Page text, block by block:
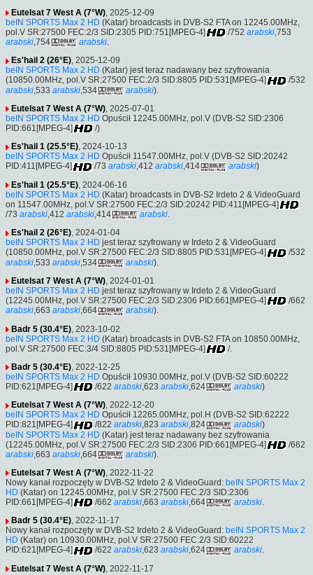
Eutelsat 7 West A (7°W) , 2025-12-09
beIN SPORTS Max 2 HD (Katar) broadcasts in DVB-S2 FTA on 12245.00MHz,
pol.V SR:27500 FEC:2/3 SID:2305 PID:751[MPEG-4]
/752 arabski ,753
arabski,754 arabski.
Es'hail 2 (26°E), 2025-12-09
beIN SPORTS Max 2 HD (Katar) jest teraz nadawany bez szyfrowania
(10850.00MHz, pol.V SR:27500 FEC:2/3 SID:8805 PID:531[MPEG-4]
/532
arabski ,533 arabski ,534 arabski).
Eutelsat 7 West A (7°W), 2025-07-01
beIN SPORTS Max 2 HD Opuścił 12245.00MHz, pol.V (DVB-S2 SID:2306
PID:661[MPEG-4]
/)
Es'hail 1 (25.5°E), 2024-10-13
beIN SPORTS Max 2 HD Opuścił 11547.00MHz, pol.V (DVB-S2 SID:20242
PID:411[MPEG-4]
/73 arabski,412 arabski,414 arabski)
Es'hail 1 (25.5°E) , 2024-06-16
beIN SPORTS Max 2 HD (Katar) broadcasts in DVB-S2 Irdeto 2 & VideoGuard
on 11547.00MHz, pol.V SR:27500 FEC:2/3 SID:20242 PID:411[MPEG-4]
/73 arabski,412 arabski,414 arabski.
Es'hail 2 (26°E), 2024-01-04
beIN SPORTS Max 2 HD jest teraz szyfrowany w Irdeto 2 & VideoGuard
(10850.00MHz, pol.V SR:27500 FEC:2/3 SID:8805 PID:531[MPEG-4]
/532
arabski ,533 arabski ,534 arabski).
Eutelsat 7 West A (7°W), 2024-01-01
beIN SPORTS Max 2 HD jest teraz szyfrowany w Irdeto 2 & VideoGuard
(12245.00MHz, pol.V SR:27500 FEC:2/3 SID:2306 PID:661[MPEG-4]
/662
arabski,663 arabski,664 arabski).
Badr 5 (30.4°E) , 2023-10-02
beIN SPORTS Max 2 HD (Katar) broadcasts in DVB-S2 FTA on 10850.00MHz,
pol.V SR:27500 FEC:3/4 SID:8805 PID:531[MPEG-4]
/.
Badr 5 (30.4°E), 2022-12-25
beIN SPORTS Max 2 HD Opuścił 10930.00MHz, pol.V (DVB-S2 SID:60222
PID:621[MPEG-4]
/622 arabski,623 arabski,624 arabski)
Eutelsat 7 West A (7°W), 2022-12-20
beIN SPORTS Max 2 HD Opuścił 12265.00MHz, pol.H (DVB-S2 SID:62222
PID:821[MPEG-4]
/822 arabski,823 arabski,824 arabski)
beIN SPORTS Max 2 HD (Katar) jest teraz nadawany bez szyfrowania
(12245.00MHz, pol.V SR:27500 FEC:2/3 SID:2306 PID:661[MPEG-4]
/662
arabski,663 arabski,664 arabski).
Eutelsat 7 West A (7°W), 2022-11-22
Nowy kanał rozpoczęty w DVB-S2 Irdeto 2 & VideoGuard: beIN SPORTS Max 2
HD (Katar) on 12245.00MHz, pol.V SR:27500 FEC:2/3 SID:2306
PID:661[MPEG-4]
/662 arabski,663 arabski,664 arabski.
Badr 5 (30.4°E), 2022-11-17
Nowy kanał rozpoczęty w DVB-S2 Irdeto 2 & VideoGuard: beIN SPORTS Max 2
HD (Katar) on 10930.00MHz, pol.V SR:27500 FEC:2/3 SID:60222
PID:621[MPEG-4]
/622 arabski,623 arabski,624 arabski.
Eutelsat 7 West A (7°W), 2022-11-17